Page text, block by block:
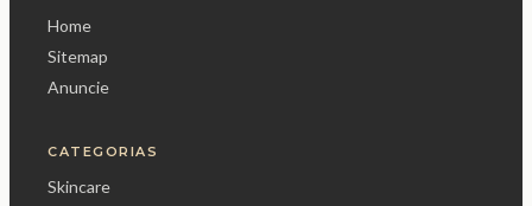
Home
Sitemap
Anuncie
CATEGORIAS
Skincare